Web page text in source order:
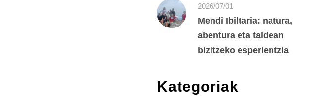
2026/07/01
Mendi Ibiltaria: natura,
abentura eta taldean
bizitzeko esperientzia
Kategoriak